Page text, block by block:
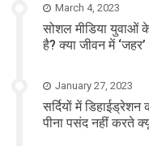
March 4, 2023
सोशल मीडिया युवाओं
है? क्या जीवन में
January 27, 2023
सर्दियों में डिहाईड्रेशन
पीना पसंद नहीं करते